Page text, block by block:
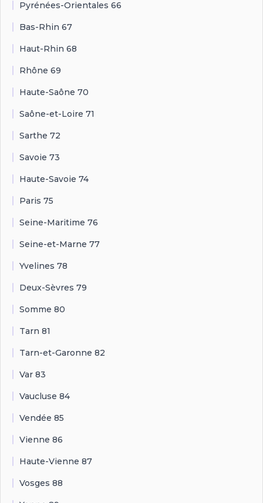
Pyrénées-Orientales 66
Bas-Rhin 67
Haut-Rhin 68
Rhône 69
Haute-Saône 70
Saône-et-Loire 71
Sarthe 72
Savoie 73
Haute-Savoie 74
Paris 75
Seine-Maritime 76
Seine-et-Marne 77
Yvelines 78
Deux-Sèvres 79
Somme 80
Tarn 81
Tarn-et-Garonne 82
Var 83
Vaucluse 84
Vendée 85
Vienne 86
Haute-Vienne 87
Vosges 88